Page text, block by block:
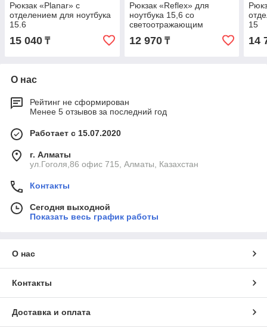
Рюкзак «Planar» с
отделением для ноутбука
15.6
15 040 ₸
Рюкзак «Reflex» для
ноутбука 15,6 со
светоотражающим
эффектом
12 970₸
15
14
О нас
Рейтинг не сформирован
Менее 5 отзывов за последний год
Работает с 15.07.2020
г. Алматы
ул.Гоголя,86 офис 715, Алматы, Казахстан
Контакты
Сегодня выходной
Показать весь график работы
О нас
Контакты
Доставка и оплата